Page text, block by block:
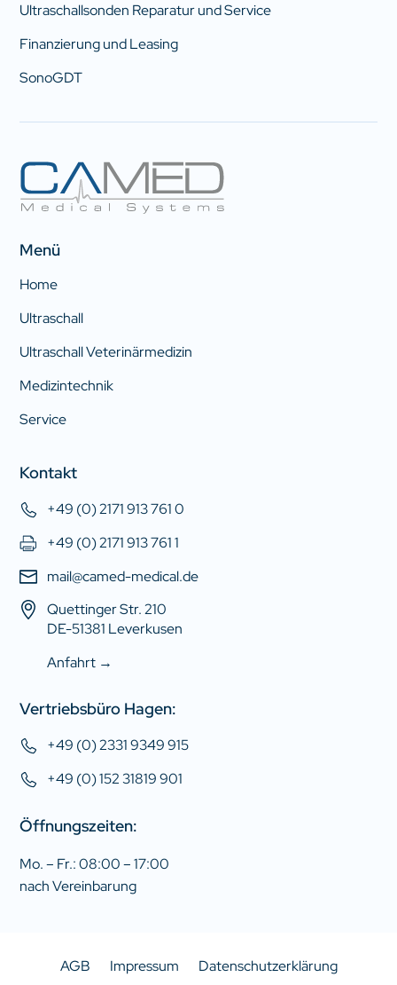
Ultraschallsonden Reparatur und Service
Finanzierung und Leasing
SonoGDT
Menü
Home
Ultraschall
Ultraschall Veterinärmedizin
Medizintechnik
Service
Kontakt
+49 (0) 2171 913 761 0
+49 (0) 2171 913 761 1
mail@camed-medical.de
Quettinger Str. 210
DE-51381 Leverkusen
Anfahrt →
Vertriebsbüro Hagen:
+49 (0) 2331 9349 915
+49 (0) 152 31819 901
Öffnungszeiten:
Mo. – Fr.: 08:00 – 17:00
nach Vereinbarung
AGB Impressum Datenschutzerklärung